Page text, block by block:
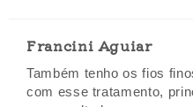
Francini Aguiar
Também tenho os fios
com esse tratamento,